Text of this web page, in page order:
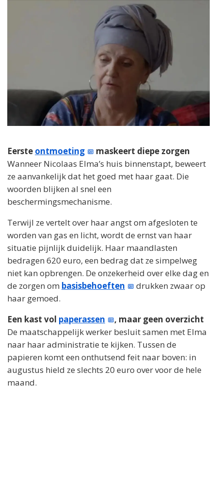
Eerste ontmoeting
maskeert diepe zorgen
Wanneer Nicolaas Elma’s huis binnenstapt, beweert
ze aanvankelijk dat het goed met haar gaat. Die
woorden blijken al snel een
beschermingsmechanisme.
Terwijl ze vertelt over haar angst om afgesloten te
worden van gas en licht, wordt de ernst van haar
situatie pijnlijk duidelijk. Haar maandlasten
bedragen 620 euro, een bedrag dat ze simpelweg
niet kan opbrengen. De onzekerheid over elke dag en
de zorgen om basisbehoeften
drukken zwaar op
haar gemoed.
Een kast vol paperassen
, maar geen overzicht
De maatschappelijk werker besluit samen met Elma
naar haar administratie te kijken. Tussen de
papieren komt een onthutsend feit naar boven: in
augustus hield ze slechts 20 euro over voor de hele
maand.